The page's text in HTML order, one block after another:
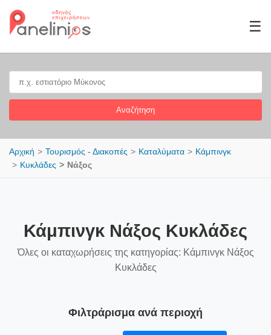
☰
Αναζήτηση
Αρχική Τουρισμός - Διακοπές Καταλύματα
Κάμπινγκ
Κυκλάδες
Νάξος
Κάμπινγκ Νάξος Κυκλάδες
Όλες οι καταχωρήσεις της κατηγορίας: Κάμπινγκ Νάξος
Κυκλάδες
Φιλτράρισμα ανά περιοχή